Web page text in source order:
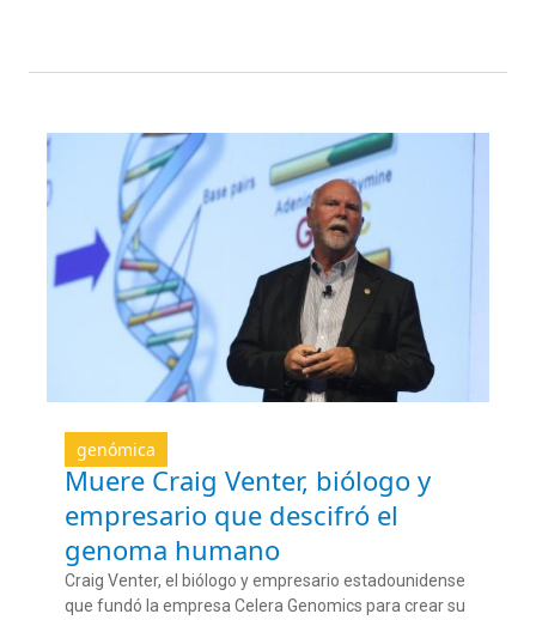
genómica
Muere Craig Venter, biólogo y
empresario que descifró el
genoma humano
Craig Venter, el biólogo y empresario estadounidense
que fundó la empresa CeleraGenomics para crear su